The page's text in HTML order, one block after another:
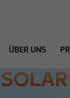
ÜBER UNS